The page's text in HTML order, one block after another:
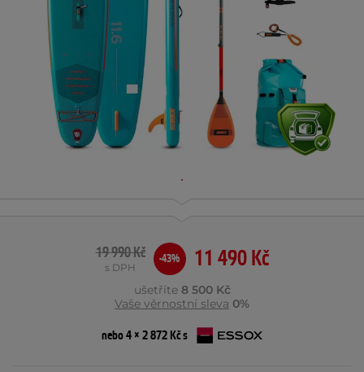
11 490 Kč
19 990 Kč
s DPH
-43%
ušetříte 8 500 Kč
Vaše věrnostní sleva 0%
nebo 4 × 2 872 Kč s